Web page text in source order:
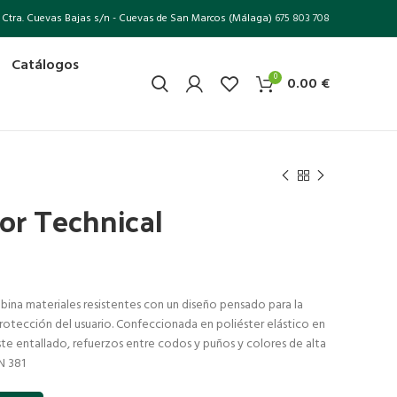
Ctra. Cuevas Bajas s/n - Cuevas de San Marcos (Málaga) 675 803 708
Catálogos 0 0.00 €
Technical
materiales resistentes con un diseño pensado para la
del usuario. Confeccionada en poliéster elástico en
entallado, refuerzos entre codos y puños y colores de alta
381